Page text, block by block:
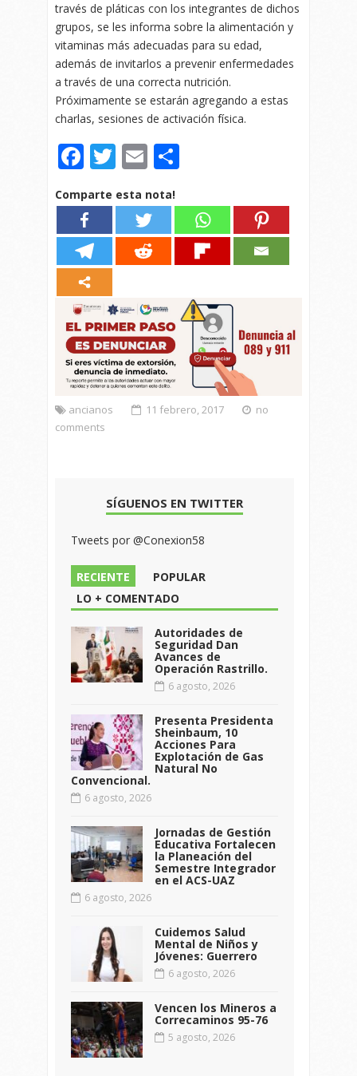
través de pláticas con los integrantes de dichos
grupos, se les informa sobre la alimentación y
vitaminas más adecuadas para su edad,
además de invitarlos a prevenir enfermedades
a través de una correcta nutrición.
Próximamente se estarán agregando a estas
charlas, sesiones de activación física.
Facebook
Twitter
Email
Comparte esta nota!
ancianos 11 febrero, 2017
no
comments
SÍGUENOS EN TWITTER
Tweets por @Conexion58
RECIENTE
POPULAR
LO + COMENTADO
Autoridades de
Seguridad Dan
Avances de
Operación Rastrillo.
6 agosto, 2026
Presenta Presidenta
Sheinbaum, 10
Acciones Para
Explotación de Gas
Natural No
Convencional.
6 agosto, 2026
Jornadas de Gestión
Educativa Fortalecen
la Planeación del
Semestre Integrador
en el ACS-UAZ
6 agosto, 2026
Cuidemos Salud
Mental de Niños y
Jóvenes: Guerrero
6 agosto, 2026
Vencen los Mineros a
Correcaminos 95-76
5 agosto, 2026